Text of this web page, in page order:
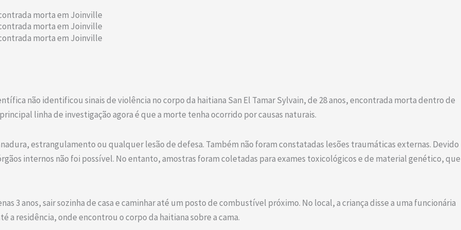
morta em Joinville
morta em Joinville
morta em Joinville
não identificou sinais de violência no corpo da haitiana San El Tamar Sylvain, de 28 anos, encontrada morta dentro de
linha de investigação agora é que a morte tenha ocorrido por causas naturais.
estrangulamento ou qualquer lesão de defesa. Também não foram constatadas lesões traumáticas externas. Devido
internos não foi possível. No entanto, amostras foram coletadas para exames toxicológicos e de material genético, que
3 anos, sair sozinha de casa e caminhar até um posto de combustível próximo. No local, a criança disse a uma funcionária
a residência, onde encontrou o corpo da haitiana sobre a cama.